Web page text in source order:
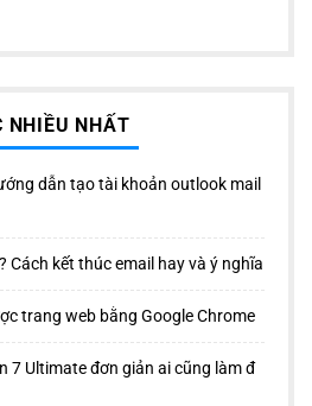
NHIỀU NHẤT
dẫn tạo tài khoản outlook mail
Cách kết thúc email hay và ý nghĩa
trang web bằng Google Chrome
7 Ultimate đơn giản ai cũng làm đ